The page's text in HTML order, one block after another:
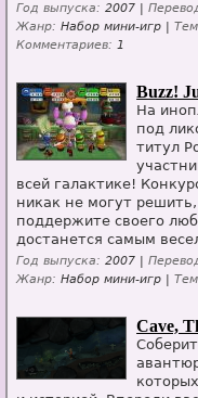
Год выпуска: 2007 |
Жанр: Набор мини-игр |
Комментариев: 1
Buzz!
На
под
титул
всей галактике!
никак не могут
поддержите своего
достанется самым
Год выпуска: 2007 |
Жанр: Набор мини-игр |
Cave,